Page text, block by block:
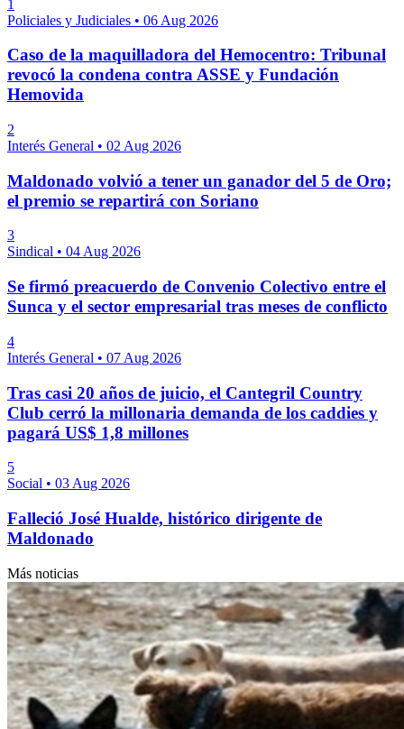
1
Policiales y Judiciales • 06 Aug 2026
Caso de la maquilladora del Hemocentro: Tribunal
revocó la condena contra ASSE y Fundación
Hemovida
2
Interés General • 02 Aug 2026
Maldonado volvió a tener un ganador del 5 de Oro;
el premio se repartirá con Soriano
3
Sindical • 04 Aug 2026
Se firmó preacuerdo de Convenio Colectivo entre el
Sunca y el sector empresarial tras meses de conflicto
4
Interés General • 07 Aug 2026
Tras casi 20 años de juicio, el Cantegril Country
Club cerró la millonaria demanda de los caddies y
pagará US$ 1,8 millones
5
Social • 03 Aug 2026
Falleció José Hualde, histórico dirigente de
Maldonado
Más noticias